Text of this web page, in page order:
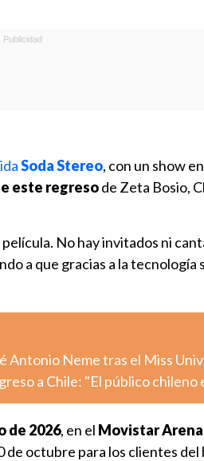
Soda Stereo, con un show
este regresode Zeta Bosio,
No hay invitados ni
a que gracias a la tecnología
Antonio Neme tras el Miss
a Chile: "El público chileno
de 2026, en el Movistar Arena
de octubre para los clientes del